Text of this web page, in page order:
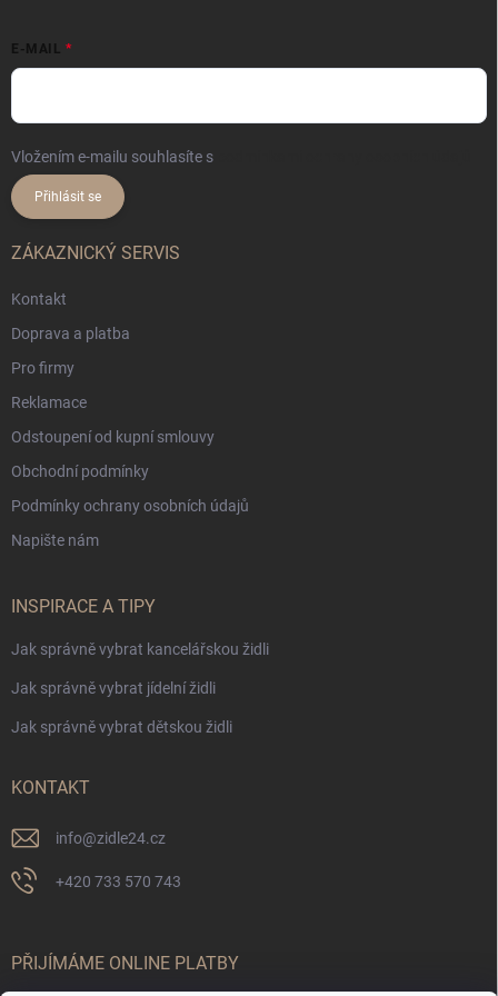
E-MAIL
Vložením e-mailu souhlasíte s
Přihlásit se
ZÁKAZNICKÝ SERVIS
Kontakt
Doprava a platba
Pro firmy
Reklamace
Odstoupení od kupní smlouvy
Obchodní podmínky
Podmínky ochrany osobních údajů
Napište nám
INSPIRACE A TIPY
Jak správně vybrat kancelářskou židli
Jak správně vybrat jídelní židli
Jak správně vybrat dětskou židli
KONTAKT
info@zidle24.cz
+420 733 570 743
PŘIJÍMÁME ONLINE PLATBY